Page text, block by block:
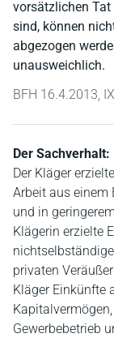
vorsätzlichen
sind, können
abgezogen
unausweichlich.
BFH 16.4.2013,
Der Sachverhalt:
Der Kläger
Arbeit aus einem
und in
Klägerin erzielte
privaten
Kläger Einkünfte
Gewerbebetrieb